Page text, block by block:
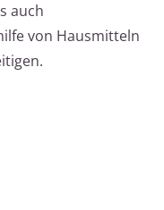
auch
von Hausmitteln